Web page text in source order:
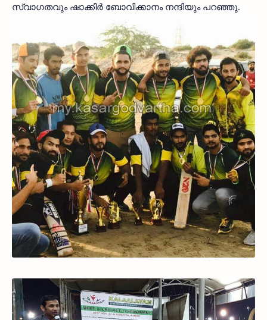
സ്വാഗതവും ഷാക്കിര്‍ ബോവിക്കാനം നന്ദിയും പറഞ്ഞു.